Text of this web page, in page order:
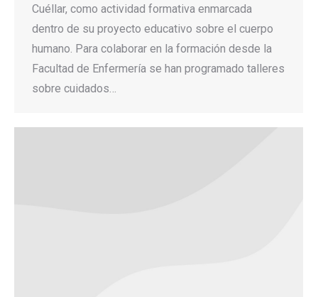
Cuéllar, como actividad formativa enmarcada
dentro de su proyecto educativo sobre el cuerpo
humano. Para colaborar en la formación desde la
Facultad de Enfermería se han programado talleres
sobre cuidados…